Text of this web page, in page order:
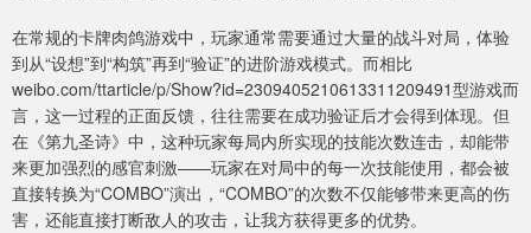
在常规的卡牌肉鸽游戏中，玩家通常需要通过大量的战斗对局，体验
到从“设想”到“构筑”再到“验证”的进阶游戏模式。而相比
weibo.com/ttarticle/p/Show?id=2309405210613311209491型游戏而
言，这一过程的正面反馈，往往需要在成功验证后才会得到体现。但
在《第九圣诗》中，这种玩家每局内所实现的技能次数连击，却能带
来更加强烈的感官刺激——玩家在对局中的每一次技能使用，都会被
直接转换为“COMBO”演出，“COMBO”的次数不仅能够带来更高的伤
害，还能直接打断敌人的攻击，让我方获得更多的优势。